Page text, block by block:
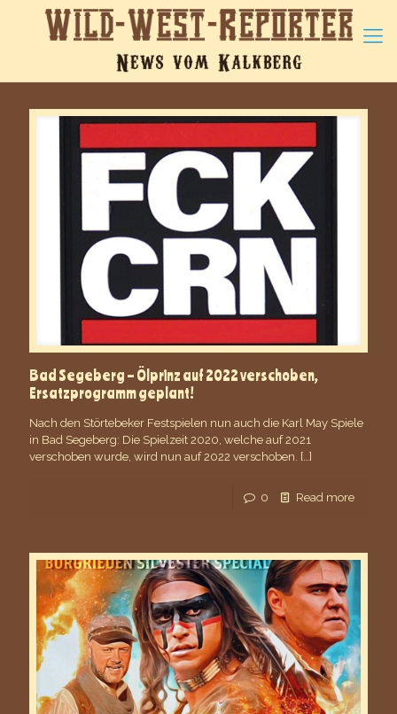
Bad Segeberg – Ölprinz auf 2022 verschoben,
Ersatzprogramm geplant!
Nach den Störtebeker Festspielen nun auch die Karl May Spiele
in Bad Segeberg: Die Spielzeit 2020, welche auf 2021
verschoben wurde, wird nun auf 2022 verschoben. […]
0 Read more